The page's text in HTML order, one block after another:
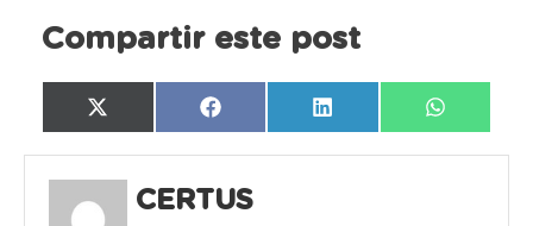
Compartir este post
Compartir
en
X
(Twitter)
Compartir
en
Facebook
Compartir
en
LinkedIn
Compartir
en
CERTUS